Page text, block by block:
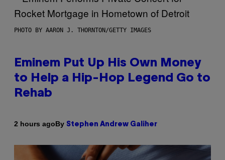
PHOTO BY AARON J. THORNTON/GETTY IMAGES
Eminem Put Up His Own Money
to Help a Hip-Hop Legend Go to
Rehab
2 hours agoBy Stephen Andrew Galiher